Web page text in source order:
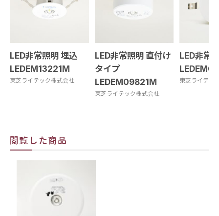
LED非常照明 埋込
LEDEM13221M
東芝ライテック株式会社
LED非常照明 直付け
タイプ
LEDEM09821M
東芝ライテック株式会社
LED非常
東芝ライテッ
閲覧した商品